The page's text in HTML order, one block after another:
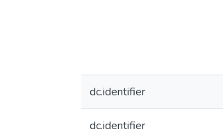
dc.identifier
dc.identifier